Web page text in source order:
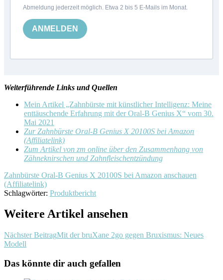
Abmeldung jederzeit möglich. Etwa 2 bis 5 E-Mails im Monat.
ANMELDEN
Weiterführende Links und Quellen
Mein Artikel „Zahnbürste mit künstlicher Intelligenz: Meine
enttäuschende Erfahrung mit der Oral-B Genius X“ vom 30.
Mai 2021
Zur Zahnbürste Oral-B Genius X 20100S bei Amazon
(Affiliatelink)
Zum Artikel von zm online über den Zusammenhang von
Zähneknirschen und Zahnfleischentzündung
Zahnbürste Oral-B Genius X 20100S bei Amazon anschauen
(Affiliatelink)
Schlagwörter: Produktbericht
Weitere Artikel ansehen
Nächster BeitragMit der bruXane 2go gegen Bruxismus: Neues
Modell
Das könnte dir auch gefallen